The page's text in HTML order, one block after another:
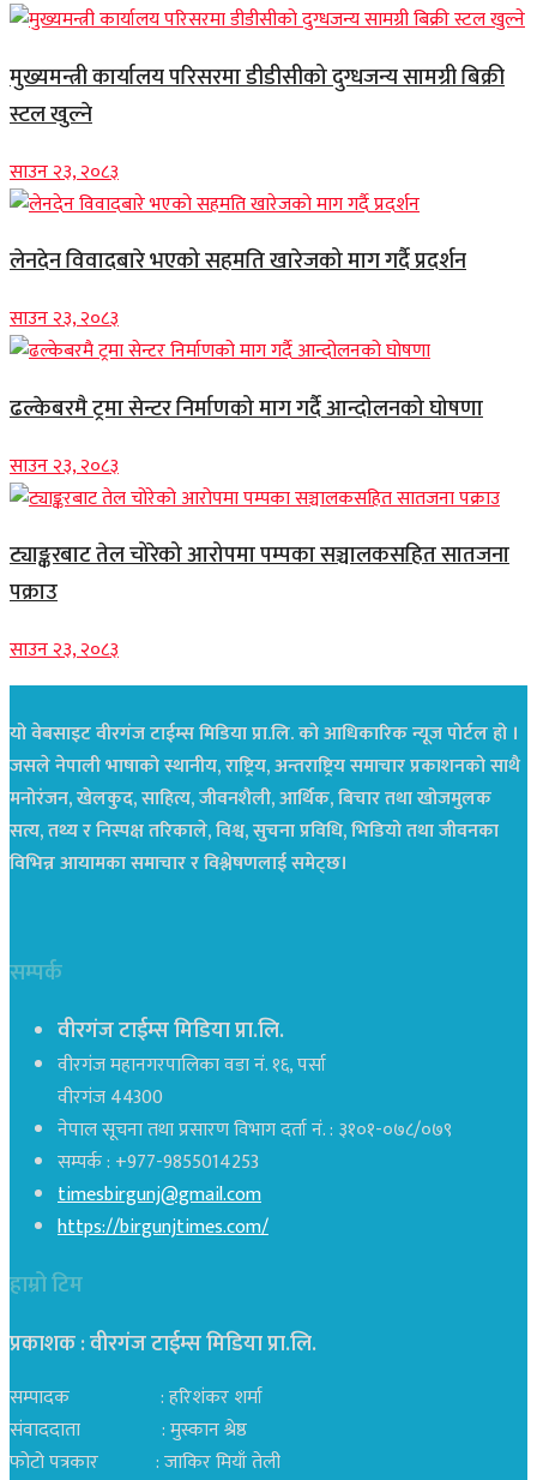
मुख्यमन्त्री कार्यालय परिसरमा डीडीसीको दुग्धजन्य सामग्री बिक्री
स्टल खुल्ने
साउन २३, २०८३
लेनदेन विवादबारे भएको सहमति खारेजको माग गर्दै प्रदर्शन
साउन २३, २०८३
ढल्केबरमै ट्रमा सेन्टर निर्माणको माग गर्दै आन्दोलनको घोषणा
साउन २३, २०८३
ट्याङ्करबाट तेल चोरेको आरोपमा पम्पका सञ्चालकसहित सातजना
पक्राउ
साउन २३, २०८३
यो वेबसाइट वीरगंज टाईम्स मिडिया प्रा.लि. को आधिकारिक न्यूज पोर्टल हो ।
जसले नेपाली भाषाको स्थानीय, राष्ट्रिय, अन्तराष्ट्रिय समाचार प्रकाशनको साथै
मनोरंजन, खेलकुद, साहित्य, जीवनशैली, आर्थिक, बिचार तथा खोजमुलक
सत्य, तथ्य र निस्पक्ष तरिकाले, विश्व, सुचना प्रविधि, भिडियो तथा जीवनका
विभिन्न आयामका समाचार र विश्लेषणलाई समेट्छ।
सम्पर्क
वीरगंज टाईम्स मिडिया प्रा.लि.
वीरगंज महानगरपालिका वडा नं. १६, पर्सा
वीरगंज 44300
नेपाल सूचना तथा प्रसारण विभाग दर्ता नं. : ३१०१-०७८/०७९
सम्पर्क : +977-9855014253
timesbirgunj@gmail.com
https://birgunjtimes.com/
हाम्रो टिम
प्रकाशक : वीरगंज टाईम्स मिडिया प्रा‍.लि.
सम्पादक : हरिशंकर शर्मा
संवाददाता : मुस्कान श्रेष्ठ
फोटो पत्रकार : जाकिर मियाँ तेली